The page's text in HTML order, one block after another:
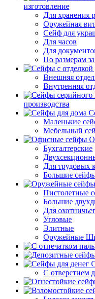
изготовление
Для хранения
Оружейная
Сейф для
Для часов
Для
По размерам
Внешняя
Внутренняя
производства
Маленькие
Мебельный
Бухгалтерские
Для трудовых
Большие
Пистолетные
Большие
Для
Угловые
Элитные
Оружейные
С отверстием